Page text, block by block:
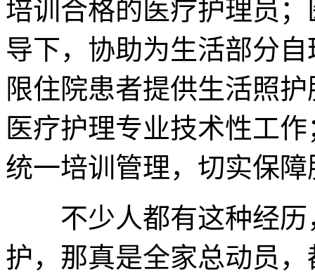
培训合格的医疗护理员
导下，协助为生活部分
限住院患者提供生活照
医疗护理专业技术性工
统一培训管理，切实保
不少人都有这种经历
护，那真是全家总动员